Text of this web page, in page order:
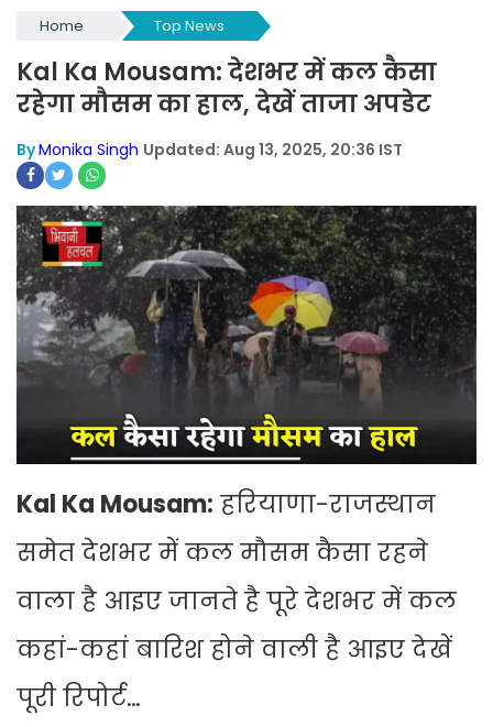
Home Top News
Kal Ka Mousam: देशभर में कल कैसा
रहेगा मौसम का हाल, देखें ताजा अपडेट
ByMonika Singh Updated: Aug 13, 2025, 20:36 IST
Kal Ka Mousam: हरियाणा-राजस्थान
समेत देशभर में कल मौसम कैसा रहने
वाला है आइए जानते है पूरे देशभर में कल
कहां-कहां बारिश होने वाली है आइए देखें
पूरी रिपोर्ट…